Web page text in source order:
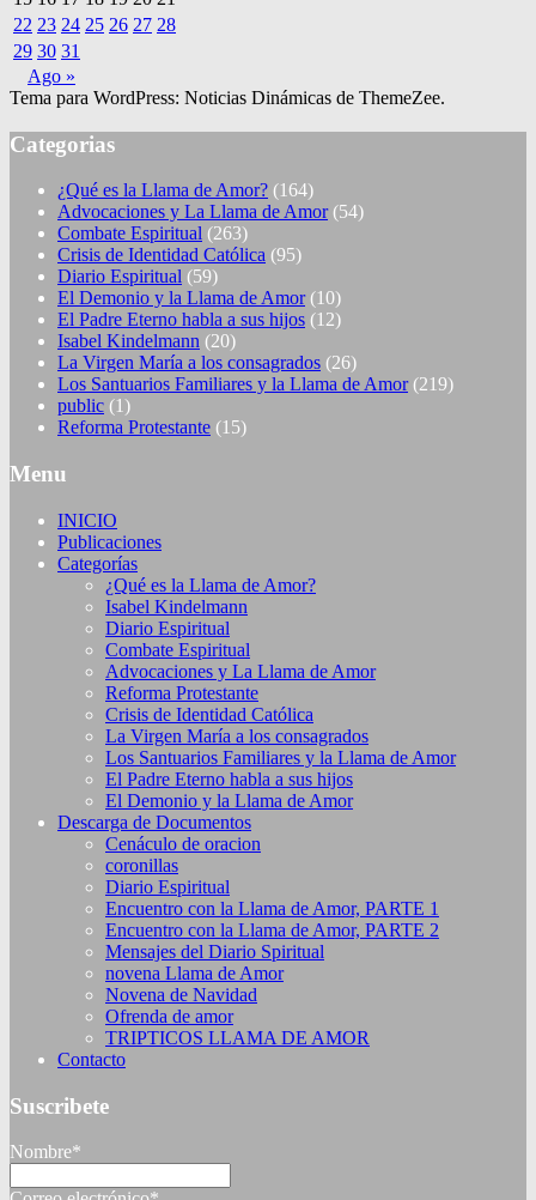
22 23 24 25 26 27 28
29 30 31
Ago »
Tema para WordPress: Noticias Dinámicas de ThemeZee.
Categorias
¿Qué es la Llama de Amor? (164)
Advocaciones y La Llama de Amor(54)
Combate Espiritual (263)
Crisis de Identidad Católica (95)
Diario Espiritual (59)
El Demonio y la Llama de Amor(10)
El Padre Eterno habla a sus hijos (12)
Isabel Kindelmann (20)
La Virgen María a los consagrados (26)
Los Santuarios Familiares y la Llama de Amor(219)
public (1)
Reforma Protestante (15)
Menu
INICIO
Publicaciones
Categorías
¿Qué es la Llama de Amor?
Isabel Kindelmann
Diario Espiritual
Combate Espiritual
Advocaciones y La Llama de Amor
Reforma Protestante
Crisis de Identidad Católica
La Virgen María a los consagrados
Los Santuarios Familiares y la Llama de Amor
El Padre Eterno habla a sus hijos
El Demonio y la Llama de Amor
Descarga de Documentos
Cenáculo de oracion
coronillas
Diario Espiritual
Encuentro con la Llama de Amor, PARTE 1
Encuentro con la Llama de Amor, PARTE 2
Mensajes del Diario Spiritual
novena Llama de Amor
Novena de Navidad
Ofrenda de amor
TRIPTICOS LLAMA DE AMOR
Contacto
Suscribete
Nombre*